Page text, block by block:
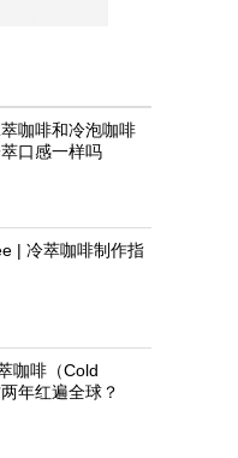
咖啡和冷泡咖啡
口感一样吗
| 冷萃咖啡制作指
咖啡（Cold
年红遍全球？